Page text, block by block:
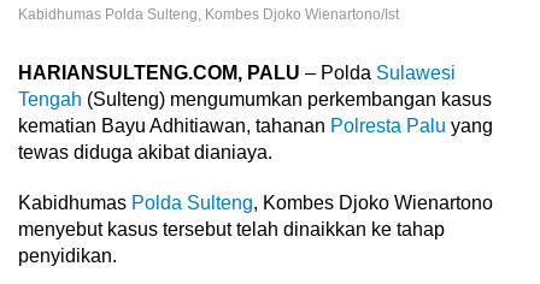
Kabidhumas Polda Sulteng, Kombes Djoko Wienartono/Ist
HARIANSULTENG.COM, PALU – Polda Sulawesi
Tengah (Sulteng) mengumumkan perkembangan kasus
kematian Bayu Adhitiawan, tahanan Polresta Palu yang
tewas diduga akibat dianiaya.
Kabidhumas Polda Sulteng, Kombes Djoko Wienartono
menyebut kasus tersebut telah dinaikkan ke tahap
penyidikan.